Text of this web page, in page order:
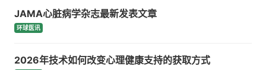
JAMA心脏病学杂志最新发表文章
环球医讯
2026年技术如何改变心理健康支持的获取方式